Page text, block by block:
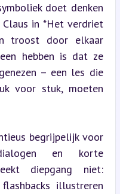
doet denken
Claus in *Het verdriet
troost door elkaar
hebben is dat ze
– een les die
voor stuk, moeten
begrijpelijk voor
en korte
diepgang niet:
illustreren